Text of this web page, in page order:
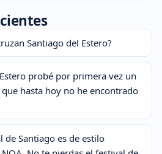
Santiago del Estero?
probé por primera vez un
hasta hoy no he encontrado
de Santiago es de estilo